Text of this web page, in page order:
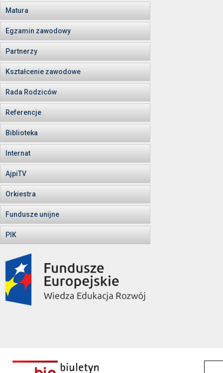
Matura
Egzamin zawodowy
Partnerzy
Kształcenie zawodowe
Rada Rodziców
Referencje
Biblioteka
Internat
AjpiTV
Orkiestra
Fundusze unijne
PIK